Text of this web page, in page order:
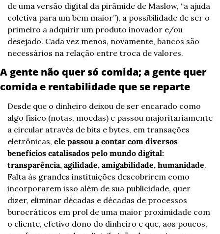
de uma versão digital da pirâmide de Maslow, “a ajuda
coletiva para um bem maior”), a possibilidade de ser o
primeiro a adquirir um produto inovador e/ou
desejado. Cada vez menos, novamente, bancos são
necessários na relação entre troca de valores.
A gente não quer só comida; a gente quer
comida e rentabilidade que se reparte
Desde que o dinheiro deixou de ser encarado como
algo físico (notas, moedas) e passou majoritariamente
a circular através de bits e bytes, em transações
eletrônicas, ele passou a contar com diversos
benefícios catalisados pelo mundo digital:
transparência, agilidade, amigabilidade, humanidade.
Falta às grandes instituições descobrirem como
incorporarem isso além de sua publicidade, quer
dizer, eliminar décadas e décadas de processos
burocráticos em prol de uma maior proximidade com
o cliente, efetivo dono do dinheiro e que, aos poucos,